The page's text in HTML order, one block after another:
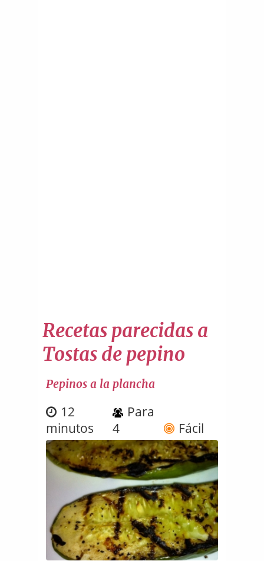
Recetas parecidas a
Tostas de pepino
Pepinos a la plancha
12
minutos
Para
4
Fácil